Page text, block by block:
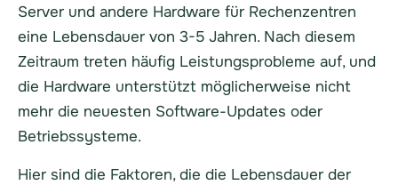
Server und andere Hardware für Rechenzentren
eine Lebensdauer von 3-5 Jahren. Nach diesem
Zeitraum treten häufig Leistungsprobleme auf, und
die Hardware unterstützt möglicherweise nicht
mehr die neuesten Software-Updates oder
Betriebssysteme.
Hier sind die Faktoren, die die Lebensdauer der